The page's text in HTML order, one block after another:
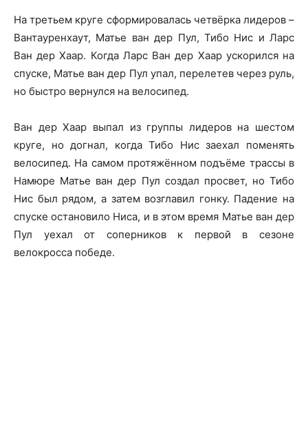
На третьем круге сформировалась четвёрка лидеров –
Вантауренхаут, Матье ван дер Пул, Тибо Нис и Ларс
Ван дер Хаар. Когда Ларс Ван дер Хаар ускорился на
спуске, Матье ван дер Пул упал, перелетев через руль,
но быстро вернулся на велосипед.
Ван дер Хаар выпал из группы лидеров на шестом
круге, но догнал, когда Тибо Нис заехал поменять
велосипед. На самом протяжённом подъёме трассы в
Намюре Матье ван дер Пул создал просвет, но Тибо
Нис был рядом, а затем возглавил гонку. Падение на
спуске остановило Ниса, и в этом время Матье ван дер
Пул уехал от соперников к первой в сезоне
велокросса победе.